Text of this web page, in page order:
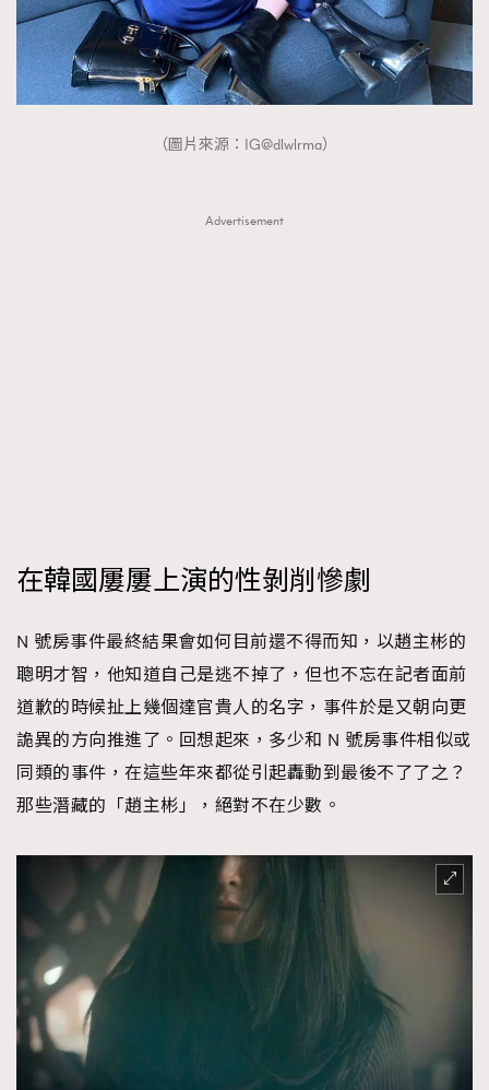
（圖片來源：IG@dlwlrma）
Advertisement
在韓國屢屢上演的性剝削慘劇
N 號房事件最終結果會如何目前還不得而知，以趙主彬的
聰明才智，他知道自己是逃不掉了，但也不忘在記者面前
道歉的時候扯上幾個達官貴人的名字，事件於是又朝向更
詭異的方向推進了。回想起來，多少和 N 號房事件相似或
同類的事件，在這些年來都從引起轟動到最後不了了之？
那些潛藏的「趙主彬」，絕對不在少數。